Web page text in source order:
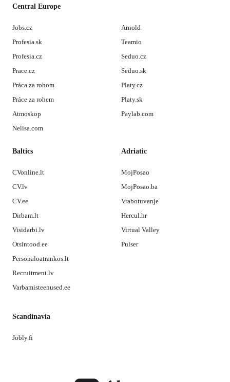
Central Europe
Jobs.cz
Profesia.sk
Profesia.cz
Prace.cz
Práca za rohom
Práce za rohem
Atmoskop
Nelisa.com
Arnold
Teamio
Seduo.cz
Seduo.sk
Platy.cz
Platy.sk
Paylab.com
Baltics
CVonline.lt
CV.lv
CV.ee
Dirbam.lt
Visidarbi.lv
Otsintood.ee
Personaloatrankos.lt
Recruitment.lv
Varbamisteenused.ee
Adriatic
MojPosao
MojPosao.ba
Vrabotuvanje
Hercul.hr
Virtual Valley
Pulser
Scandinavia
Jobly.fi